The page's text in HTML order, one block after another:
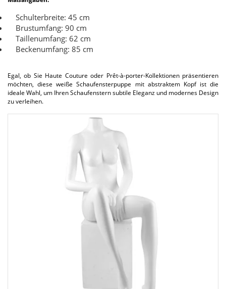
Schulterbreite: 45 cm
Brustumfang: 90 cm
Taillenumfang: 62 cm
Beckenumfang: 85 cm
Egal, ob Sie Haute Couture oder Prêt-à-porter-Kollektionen präsentieren
möchten, diese weiße Schaufensterpuppe mit abstraktem Kopf ist die
ideale Wahl, um Ihren Schaufenstern subtile Eleganz und modernes Design
zu verleihen.